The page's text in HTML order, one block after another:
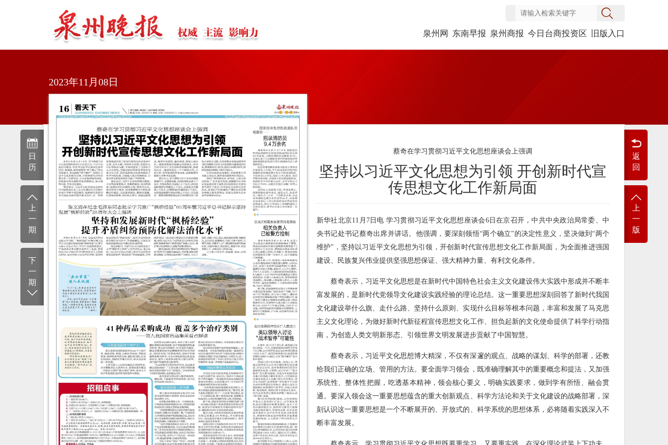
泉州网 东南早报 泉州商报 今日台商投资区 旧版入口
日
历
上
一
期
下
一
期
返
回
上
一
版
2023年11月08日
蔡奇在学习贯彻习近平文化思想座谈会上强调
坚持以习近平文化思想为引领 开创新时代宣
传思想文化工作新局面
新华社北京11月7日电 学习贯彻习近平文化思想座谈会6日在京召开，中共中央政治局常委、中
央书记处书记蔡奇出席并讲话。他强调，要深刻领悟“两个确立”的决定性意义，坚决做到“两个
维护”，坚持以习近平文化思想为引领，开创新时代宣传思想文化工作新局面，为全面推进强国
建设、民族复兴伟业提供坚强思想保证、强大精神力量、有利文化条件。
蔡奇表示，习近平文化思想是在新时代中国特色社会主义文化建设伟大实践中形成并不断丰
富发展的，是新时代党领导文化建设实践经验的理论总结。这一重要思想深刻回答了新时代我国
文化建设举什么旗、走什么路、坚持什么原则、实现什么目标等根本问题，丰富和发展了马克思
主义文化理论，为做好新时代新征程宣传思想文化工作、担负起新的文化使命提供了科学行动指
南，为创造人类文明新形态、引领世界文明发展进步贡献了中国智慧。
蔡奇表示，习近平文化思想博大精深，不仅有深邃的观点、战略的谋划、科学的部署，还教
给我们正确的立场、管用的方法。要全面学习领会，既准确理解其中的重要概念和提法，又加强
系统性、整体性把握，吃透基本精神，领会核心要义，明确实践要求，做到学有所悟、融会贯
通。要深入领会这一重要思想蕴含的重大创新观点、科学方法论和关于文化建设的战略部署，深
刻认识这一重要思想是一个不断展开的、开放式的、科学系统的思想体系，必将随着实践深入不
断丰富发展。